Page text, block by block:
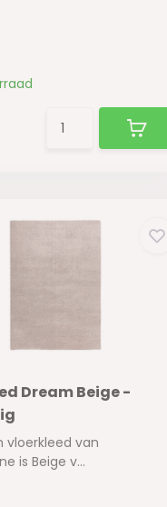
Dream Beige -
vloerkleed van
is Beige v...